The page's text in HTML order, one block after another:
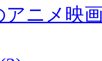
ニメ映